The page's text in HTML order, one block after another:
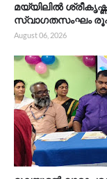
മയ്യിലിൽ
സ്വാഗതസംഘം
August 06, 2026